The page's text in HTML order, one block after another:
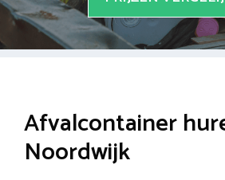
Afvalcontainer
Noordwijk